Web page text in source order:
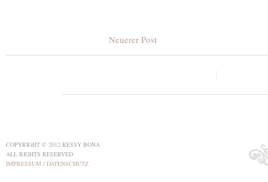
Neuerer Post
COPYRIGHT © 2012 KESSY BONA
ALL RIGHTS RESERVED
IMPRESSUM / DATENSCHUTZ